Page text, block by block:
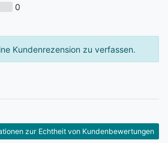
0
Kundenrezension zu verfassen.
zur Echtheit von Kundenbewertungen